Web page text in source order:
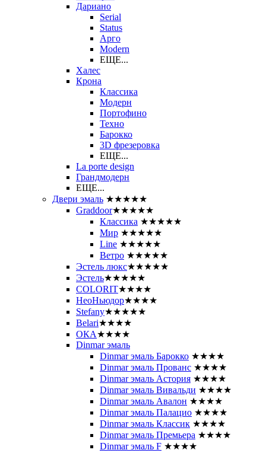
Дариано
Serial
Status
Арго
Modern
ЕЩЕ...
Халес
Крона
Классика
Модерн
Портофино
Техно
Барокко
3D фрезеровка
ЕЩЕ...
La porte design
Грандмодерн
ЕЩЕ...
Двери эмаль ★★★★★
Graddoor★★★★★
Классика ★★★★★
Мир ★★★★★
Line ★★★★★
Ветро ★★★★★
Эстель люкс★★★★★
Эстель★★★★★
COLORIT★★★★
НеоНьюдор★★★★
Stefany★★★★★
Belari★★★★
ОКА★★★★
Dinmar эмаль
Dinmar эмаль Барокко ★★★★
Dinmar эмаль Прованс ★★★★
Dinmar эмаль Астория ★★★★
Dinmar эмаль Вивальди ★★★★
Dinmar эмаль Авалон ★★★★
Dinmar эмаль Палацио ★★★★
Dinmar эмаль Классик ★★★★
Dinmar эмаль Премьера ★★★★
Dinmar эмаль F ★★★★